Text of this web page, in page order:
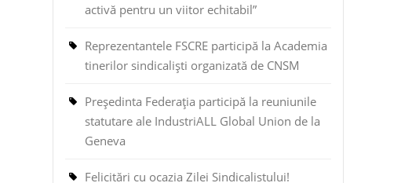
activă pentru un viitor echitabil”
Reprezentantele FSCRE participă la Academia
tinerilor sindicaliști organizată de CNSM
Președinta Federația participă la reuniunile
statutare ale IndustriALL Global Union de la
Geneva
Felicitări cu ocazia Zilei Sindicalistului!